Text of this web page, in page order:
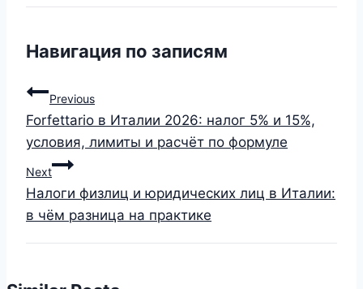
Навигация по записям
Previous
Forfettario в Италии 2026: налог 5% и 15%,
условия, лимиты и расчёт по формуле
Next
Налоги физлиц и юридических лиц в Италии:
в чём разница на практике